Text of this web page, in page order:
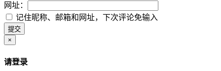
网址：
记住昵称、邮箱和网址，下次评论免输入
×
请登录